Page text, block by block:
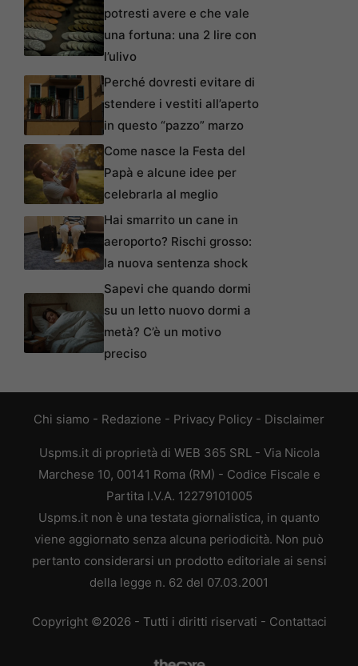
potresti avere e che vale
una fortuna: una 2 lire con
l’ulivo
Perché dovresti evitare di
stendere i vestiti all’aperto
in questo “pazzo” marzo
Come nasce la Festa del
Papà e alcune idee per
celebrarla al meglio
Hai smarrito un cane in
aeroporto? Rischi grosso:
la nuova sentenza shock
Sapevi che quando dormi
su un letto nuovo dormi a
metà? C’è un motivo
preciso
Chi siamo - Redazione - Privacy Policy - Disclaimer
Uspms.it di proprietà di WEB 365 SRL - Via Nicola
Marchese 10, 00141 Roma (RM) - Codice Fiscale e
Partita I.V.A. 12279101005
Uspms.it non è una testata giornalistica, in quanto
viene aggiornato senza alcuna periodicità. Non può
pertanto considerarsi un prodotto editoriale ai sensi
della legge n. 62 del 07.03.2001
Copyright ©2026 - Tutti i diritti riservati - Contattaci